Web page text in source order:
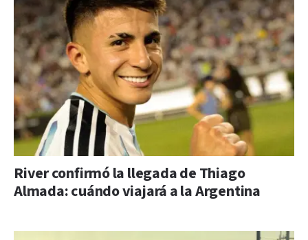
River confirmó la llegada de Thiago
Almada: cuándo viajará a la Argentina